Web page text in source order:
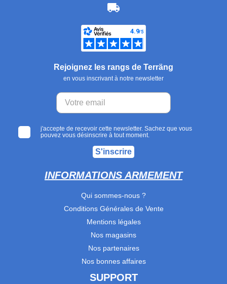
Rejoignez les rangs de Terräng
en vous inscrivant à notre newsletter
j'accepte de recevoir cette newsletter. Sachez que vous
pouvez vous désinscrire à tout moment.
S'inscrire
INFORMATIONS ARMEMENT
Qui sommes-nous ?
Conditions Générales de Vente
Mentions légales
Nos magasins
Nos partenaires
Nos bonnes affaires
SUPPORT